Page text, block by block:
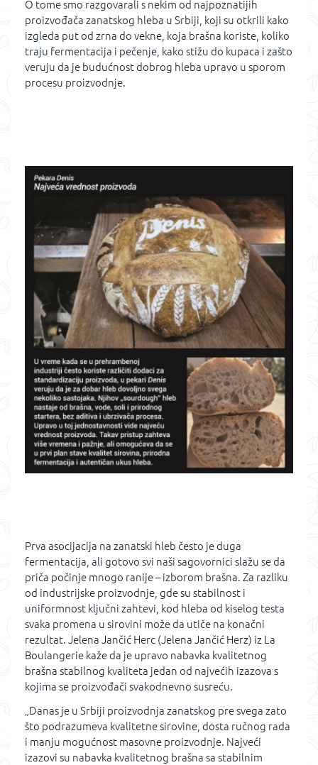
O tome smo razgovarali s nekim od najpoznatijih
proizvođača zanatskog hleba u Srbiji, koji su otkrili kako
izgleda put od zrna do vekne, koja brašna koriste, koliko
traju fermentacija i pečenje, kako stižu do kupaca i zašto
veruju da je budućnost dobrog hleba upravo u sporom
procesu proizvodnje.
Prva asocijacija na zanatski hleb često je duga
fermentacija, ali gotovo svi naši sagovornici slažu se da
priča počinje mnogo ranije – izborom brašna. Za razliku
od industrijske proizvodnje, gde su stabilnost i
uniformnost ključni zahtevi, kod hleba od kiselog testa
svaka promena u sirovini može da utiče na konačni
rezultat. Jelena Jančić Herc (Jelena Jančić Herz) iz La
Boulangerie kaže da je upravo nabavka kvalitetnog
brašna stabilnog kvaliteta jedan od najvećih izazova s
kojima se proizvođači svakodnevno susreću.
„Danas je u Srbiji proizvodnja zanatskog pre svega zato
što podrazumeva kvalitetne sirovine, dosta ručnog rada
i manju mogućnost masovne proizvodnje. Najveći
izazovi su nabavka kvalitetnog brašna sa stabilnim